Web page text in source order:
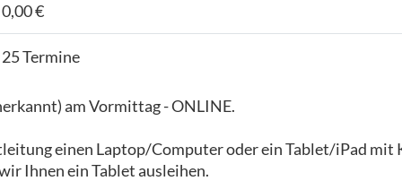
0,00 €
25 Termine
am Vormittag - ONLINE.
einen Laptop/Computer oder ein Tablet/iPad mit
Ihnen ein Tablet ausleihen.